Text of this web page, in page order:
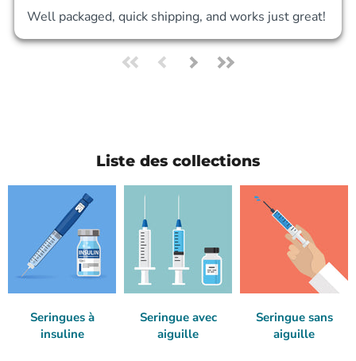
Well packaged, quick shipping, and works just great!
Liste des collections
Seringues à
insuline
Seringue avec
aiguille
Seringue sans
aiguille